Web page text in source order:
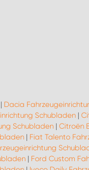
| Dacia
Schubladen |
Schubladen | Citroën
| Fiat Talento
| Ford Custom